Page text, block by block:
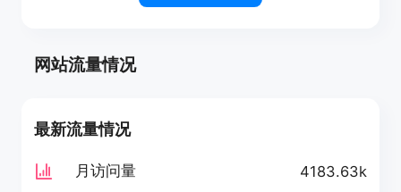
网站流量情况
最新流量情况
月访问量 4183.63k